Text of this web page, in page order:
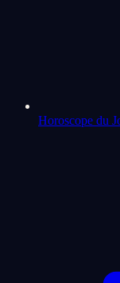
Horoscope du